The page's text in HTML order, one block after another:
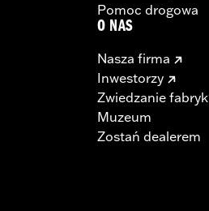
Pomoc drogowa
O NAS
Nasza firma
Inwestorzy
Zwiedzanie fabryk
Muzeum
Zostań dealerem